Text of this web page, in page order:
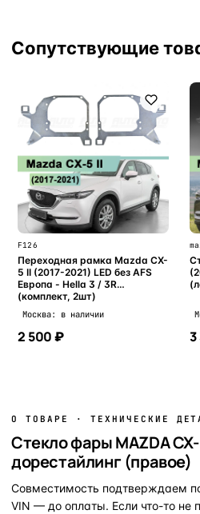
Сопутствующие
F126
Переходная рамка Mazda CX-
5 II (2017-2021) LED без AFS
Европа - Hella 3 / 3R
(комплект, 2шт)
Москва: в наличии
2 500 ₽
О ТОВАРЕ · ТЕХНИЧЕСКИЕ
Стекло фары MAZDA
дорестайлинг (правое)
Совместимость подтверждаем
VIN — до оплаты. Если что-то не